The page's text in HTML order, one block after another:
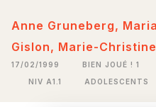
Anne Gruneberg,
Gislon, Marie-
17/02/1999 BIEN JOUÉ ! 1
NIV A1.1 ADOLESCENTS